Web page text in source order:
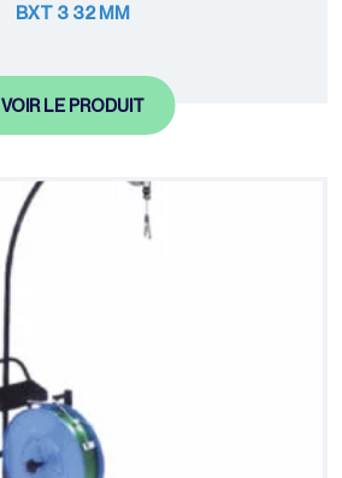
BXT 3 32 MM
VOIR LE PRODUIT